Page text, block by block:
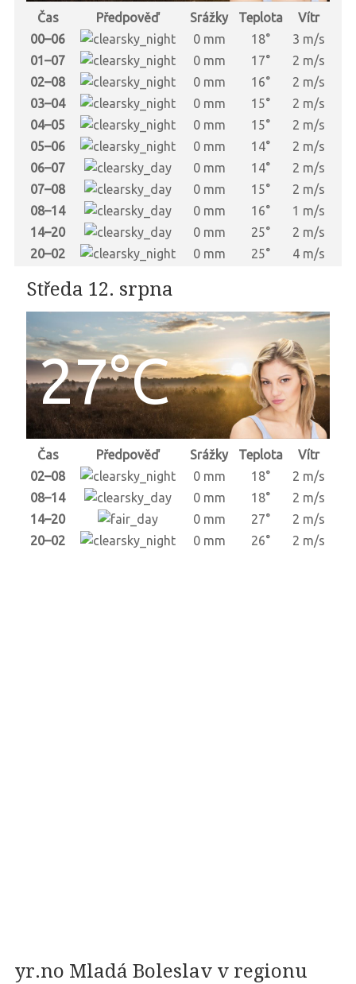
Čas Předpověď Srážky Teplota
Vítr
00–06
0 mm 18°
3 m/s
01–07
0 mm 17°
2 m/s
02–08
0 mm 16°
2 m/s
03–04
0 mm 15°
2 m/s
04–05
0 mm 15°
2 m/s
05–06
0 mm 14°
2 m/s
06–07
0 mm 14°
2 m/s
07–08
0 mm 15°
2 m/s
08–14
0 mm 16°
1 m/s
14–20
0 mm 25°
2 m/s
20–02
0 mm 25° 4 m/s
Středa 12. srpna
27°C
Čas Předpověď Srážky Teplota
Vítr
02–08
0 mm 18°
2 m/s
08–14
0 mm 18°
2 m/s
14–20
0 mm 27°
2 m/s
20–02
0 mm 26° 2 m/s
yr.no Mladá Boleslav v regionu